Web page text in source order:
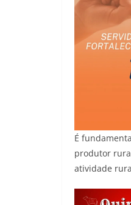
É
produtor
atividade